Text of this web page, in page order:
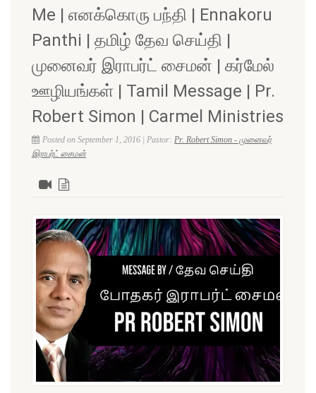
Me | எனக்கொரு பந்தி | Ennakoru
Panthi | தமிழ் தேவ செய்தி |
முனைவர் இராபர்ட் சைமன் | கர்மேல்
ஊழியங்கள் | Tamil Message | Pr.
Robert Simon | Carmel Ministries
Posted on September 1, 2016 | Pastor: Pr. Robert Simon - முனைவர்
இராபர்ட் சைமன்